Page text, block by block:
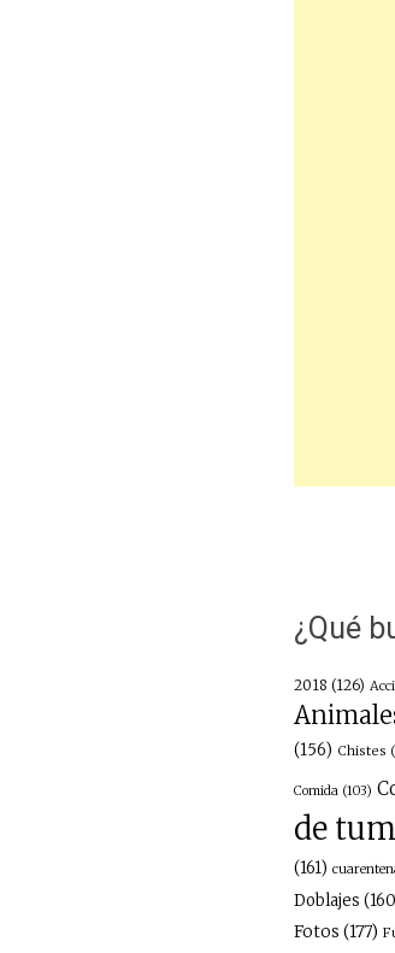
¿Qué
2018 (126)
(156) Chistes
Comida(103)
de
(161)
Doblajes
Fotos (177)